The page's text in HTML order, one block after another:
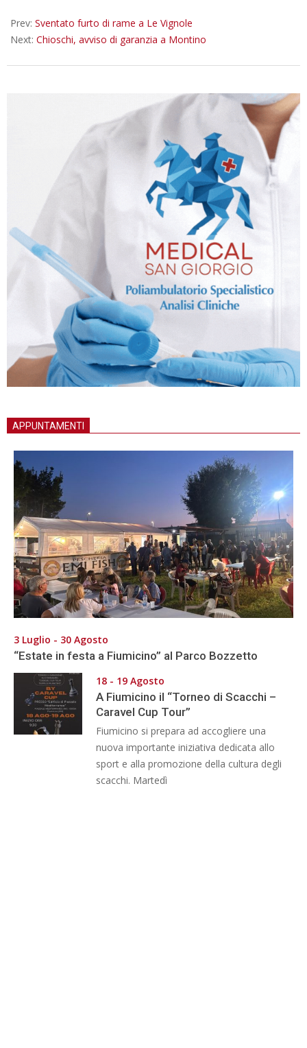
Prev: Sventato furto di rame a Le Vignole
Next: Chioschi, avviso di garanzia a Montino
APPUNTAMENTI
3 Luglio - 30 Agosto
“Estate in festa a Fiumicino” al Parco Bozzetto
18 - 19 Agosto
A Fiumicino il “Torneo di Scacchi –
Caravel Cup Tour”
Fiumicino si prepara ad accogliere una
nuova importante iniziativa dedicata allo
sport e alla promozione della cultura degli
scacchi. Martedì